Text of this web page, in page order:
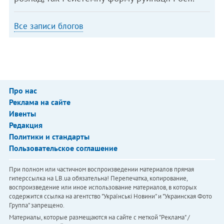
Все записи блогов
Про нас
Реклама на сайте
Ивенты
Редакция
Политики и стандарты
Пользовательское соглашение
При полном или частичном воспроизведении материалов прямая
гиперссылка на LB.ua обязательна! Перепечатка, копирование,
воспроизведение или иное использование материалов, в которых
содержится ссылка на агентство "Українськi Новини" и "Украинская Фото
Группа" запрещено.
Материалы, которые размещаются на сайте с меткой "Реклама" /